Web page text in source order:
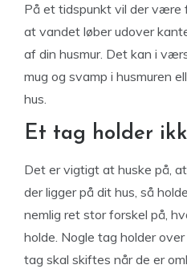
På et tidspunkt vil der være
at vandet løber udover
af din husmur. Det kan i
mug og svamp i husmuren
hus.
Et tag holder
Det er vigtigt at huske på,
der ligger på dit hus, så
nemlig ret stor forskel på,
holde. Nogle tag holder
tag skal skiftes når de er